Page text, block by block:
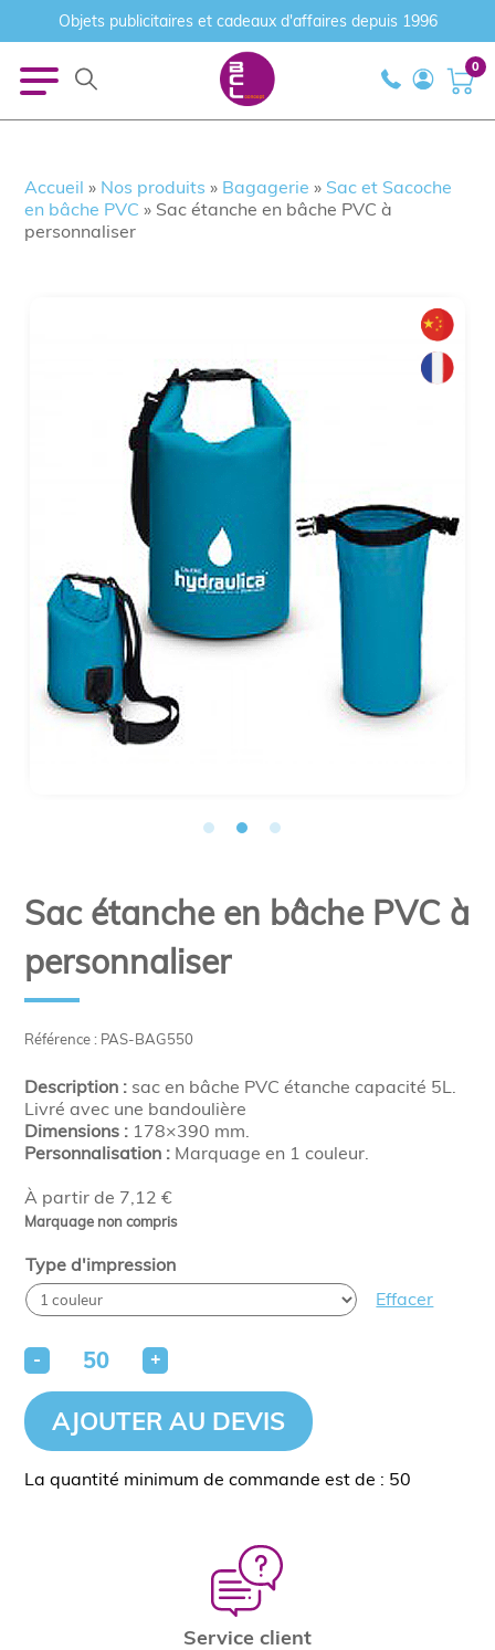
Objets publicitaires et cadeaux d'affaires depuis 1996
0
Accueil » Nos produits » Bagagerie » Sac et Sacoche
en bâche PVC » Sac étanche en bâche PVC à
personnaliser
Référence : PAS-BAG550
À partir de 7,12 €
Marquage non compris
Sac étanche en bâche PVC à
personnaliser
Description : sac en bâche PVC étanche capacité 5L.
Livré avec une bandoulière
Dimensions : 178×390 mm.
Personnalisation : Marquage en 1 couleur.
Type d'impression
Effacer
- +
AJOUTER AU DEVIS
La quantité minimum de commande est de : 50
Service client